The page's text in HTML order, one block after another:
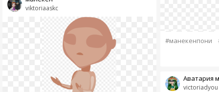
viktoriaaskc
#манекенпони
victoriadyou
Аватария